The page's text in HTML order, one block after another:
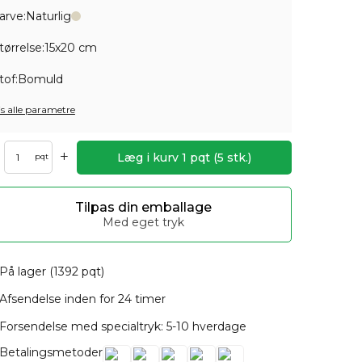
Naturlig
15x20 cm
Bomuld
alle parametre
pqt + Læg i kurv 1 pqt (5 stk.)
Tilpas din emballage
Med eget tryk
På lager (1392 pqt)
Afsendelse inden for 24 timer
Forsendelse med specialtryk: 5-10 hverdage
Betalingsmetoder